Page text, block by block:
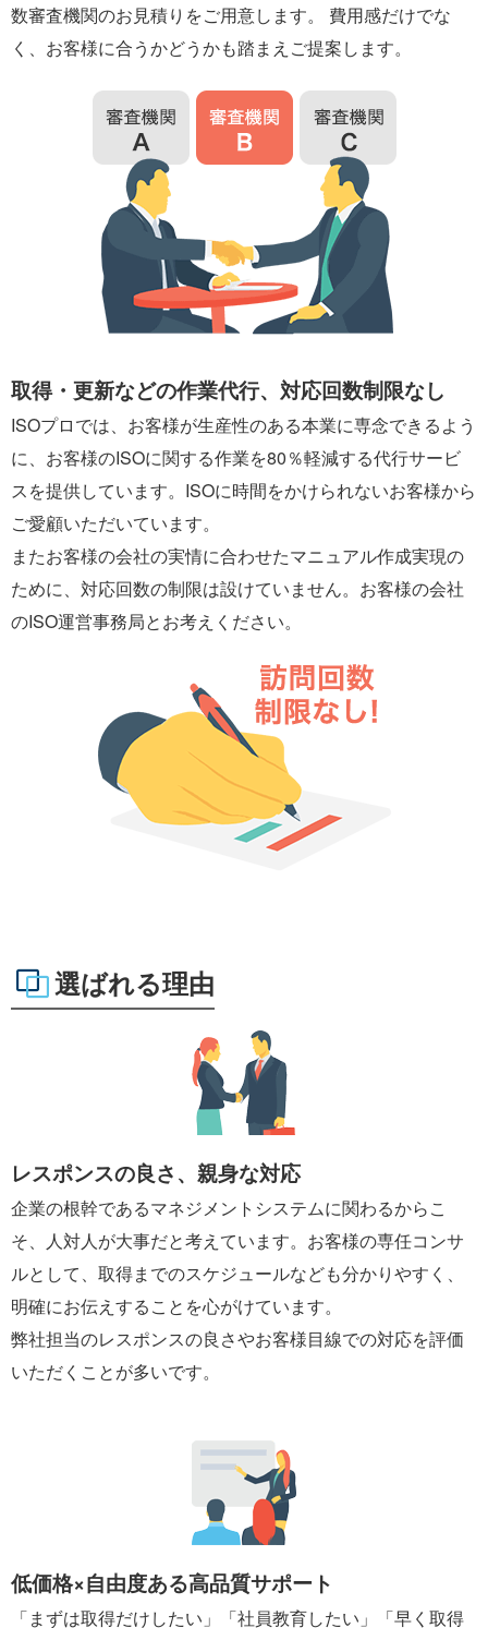
数審査機関のお見積りをご用意します。 費用感だけでな
く、お客様に合うかどうかも踏まえご提案します。
取得・更新などの作業代行、対応回数制限なし
ISOプロでは、お客様が生産性のある本業に専念できるよう
に、お客様のISOに関する作業を80％軽減する代行サービ
スを提供しています。ISOに時間をかけられないお客様から
ご愛顧いただいています。
またお客様の会社の実情に合わせたマニュアル作成実現の
ために、対応回数の制限は設けていません。お客様の会社
のISO運営事務局とお考えください。
選ばれる理由
レスポンスの良さ、親身な対応
企業の根幹であるマネジメントシステムに関わるからこ
そ、人対人が大事だと考えています。お客様の専任コンサ
ルとして、取得までのスケジュールなども分かりやすく、
明確にお伝えすることを心がけています。
弊社担当のレスポンスの良さやお客様目線での対応を評価
いただくことが多いです。
低価格×自由度ある高品質サポート
「まずは取得だけしたい」「社員教育したい」「早く取得